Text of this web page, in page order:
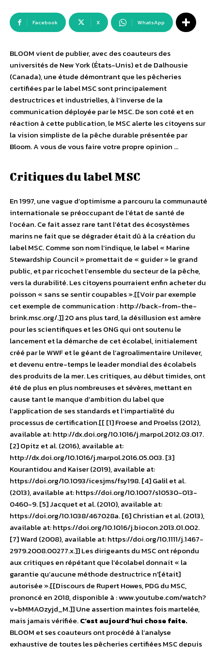
Facebook X WhatsApp
BLOOM vient de publier, avec des coauteurs des
universités de New York (États-Unis) et de Dalhousie
(Canada), une étude démontrant que les pêcheries
certifiées par le label MSC sont principalement
destructrices et industrielles, à l’inverse de la
communication déployée par le MSC. De son coté et en
réaction à cette publication, le MSC alerte les citoyens sur
la vision simpliste de la pêche durable présentée par
Bloom. A vous de vous faire votre propre opinion …
Critiques du label MSC
En 1997, une vague d’optimisme a parcouru la communauté
internationale se préoccupant de l’état de santé de
l’océan. Ce fait assez rare tant l’état des écosystèmes
marins ne fait que se dégrader était dû à la création du
label MSC. Comme son nom l’indique, le label « Marine
Stewardship Council » promettait de « guider » le grand
public, et par ricochet l’ensemble du secteur de la pêche,
vers la durabilité. Les citoyens pourraient enfin acheter du
poisson « sans se sentir coupables ».[[Voir par exemple
cet exemple de communication : http://back-from-the-
brink.msc.org/.]] 20 ans plus tard, la désillusion est amère
pour les scientifiques et les ONG qui ont soutenu le
lancement et la démarche de cet écolabel, initialement
créé par le WWF et le géant de l’agroalimentaire Unilever,
et devenu entre-temps le leader mondial des écolabels
des produits de la mer. Les critiques, au début timides, ont
été de plus en plus nombreuses et sévères, mettant en
cause tant le manque d’ambition du label que
l’application de ses standards et l’impartialité du
processus de certification.[[ [1] Froese and Proelss (2012),
available at: http://dx.doi.org/10.1016/j.marpol.2012.03.017.
[2] Opitz et al. (2016), available at:
http://dx.doi.org/10.1016/j.marpol.2016.05.003. [3]
Kourantidou and Kaiser (2019), available at:
https://doi.org/10.1093/icesjms/fsy198. [4] Galil et al.
(2013), available at: https://doi.org/10.1007/s10530-013-
0460-9. [5] Jacquet et al. (2010), available at:
https://doi.org/10.1038/467028a. [6] Christian et al. (2013),
available at: https://doi.org/10.1016/j.biocon.2013.01.002.
[7] Ward (2008), available at: https://doi.org/10.1111/j.1467-
2979.2008.00277.x.]] Les dirigeants du MSC ont répondu
aux critiques en répétant que l’écolabel donnait « la
garantie qu’aucune méthode destructrice n'[était]
autorisée ».[[Discours de Rupert Howes, PDG du MSC,
prononcé en 2018, disponible à : www.youtube.com/watch?
v=bMMAOzyjd_M.]] Une assertion maintes fois martelée,
mais jamais vérifiée.C’est aujourd’hui chose faite.
BLOOM et ses coauteurs ont procédé à l’analyse
exhaustive de toutes les pêcheries certifiées MSC depuis